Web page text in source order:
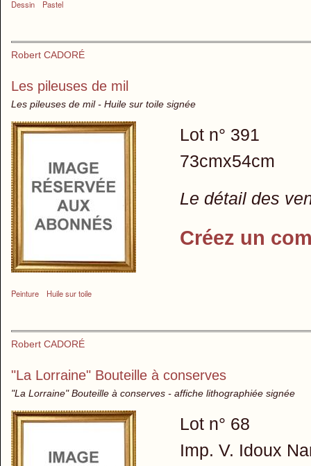
Dessin Pastel
Robert CADORÉ
Les pileuses de mil
Les pileuses de mil - Huile sur toile signée
Peinture Huile sur toile
Lot n° 391
73cmx54cm
Le détail des
Créez un
Robert CADORÉ
"La Lorraine" Bouteille à conserves
"La Lorraine" Bouteille à conserves - affiche lithographiée signée
Lot n° 68
Imp. V. Idoux